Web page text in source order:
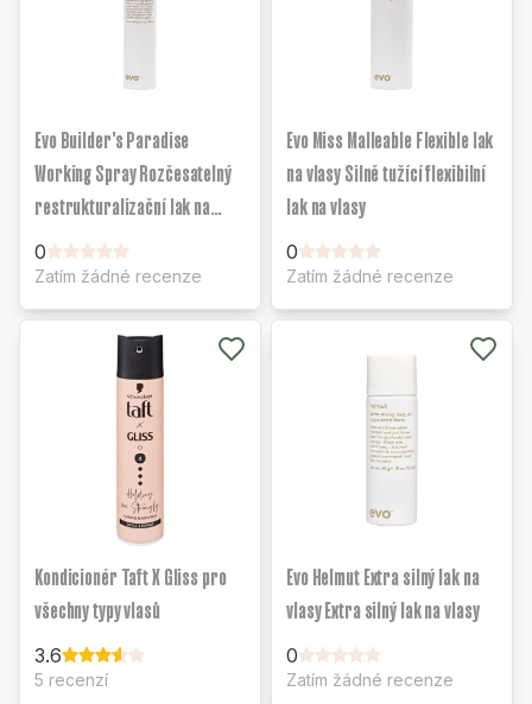
Evo Builder's Paradise
Working Spray Rozčesatelný
restrukturalizační lak na
vlasy
0
Zatím žádné recenze
Evo Miss Malleable Flexible lak
na vlasy Silně tužící flexibilní
lak na vlasy
0
Zatím žádné recenze
Kondicionér Taft X Gliss pro
všechny typy vlasů
3.6
5 recenzí
Evo Helmut Extra silný lak na
vlasy Extra silný lak na vlasy
0
Zatím žádné recenze